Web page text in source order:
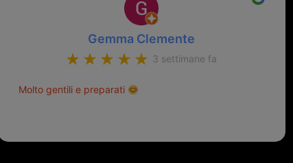
Gemma Clemente
3 settimane fa
Molto gentili e preparati